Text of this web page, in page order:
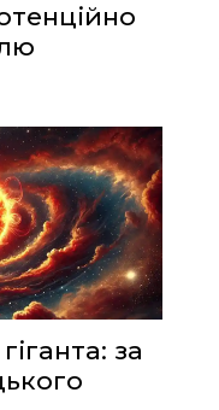
за